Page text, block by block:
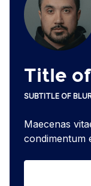
Title
SUBTITLE OF
Maecenas
condimentum